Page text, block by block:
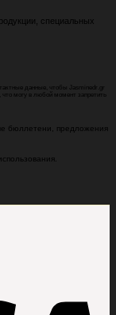
специальных
данные, чтобы Jasminedr.gr
могу в любой момент запретить
бюллетени, предложения